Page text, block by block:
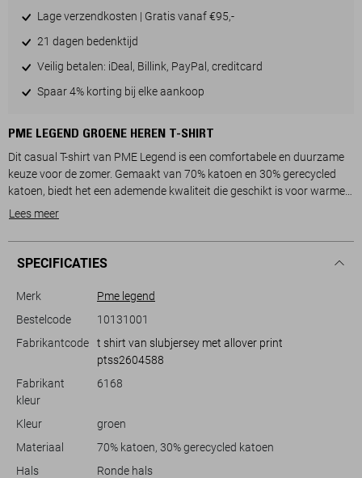
Lage verzendkosten | Gratis vanaf €95,-
21 dagen bedenktijd
Veilig betalen: iDeal, Billink, PayPal, creditcard
Spaar 4% korting bij elke aankoop
PME LEGEND GROENE HEREN T-SHIRT
Dit casual T-shirt van PME Legend is een comfortabele en duurzame
keuze voor de zomer. Gemaakt van 70% katoen en 30% gerecycled
katoen, biedt het een ademende kwaliteit die geschikt is voor warme
dagen. Het grafische patroon in combinatie met de subtiele groene
pasvorm en een ronde hals, sluit dit T-shirt goed aan op elke
lichaamsvorm zonder in te boeten op comfort.
Een uitstekende keuze voor informele gelegenheden, of je nu een
korte mouwen en normale lengte maken het veelzijdig, en gemakkelijk
te combineren met een casual broek of jeans. Het subtiele logo op de
borst voegt een subtiele touch toe die de esthetiek compleet maakt.
Dit T-shirt is een veelzijdige toevoeging aan je zomergarderobe,
perfect voor elke informele setting.
Lees meer
SPECIFICATIES
Merk
Pme legend
Bestelcode
10131001
Fabrikantcode
t shirt van slubjersey met allover print
ptss2604588
Fabrikant
kleur
6168
Kleur
groen
Materiaal
70% katoen, 30% gerecycled katoen
Hals
Ronde hals